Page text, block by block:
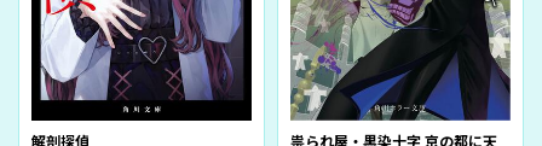
解剖探偵
祟られ屋・黒染十字 京の都に天